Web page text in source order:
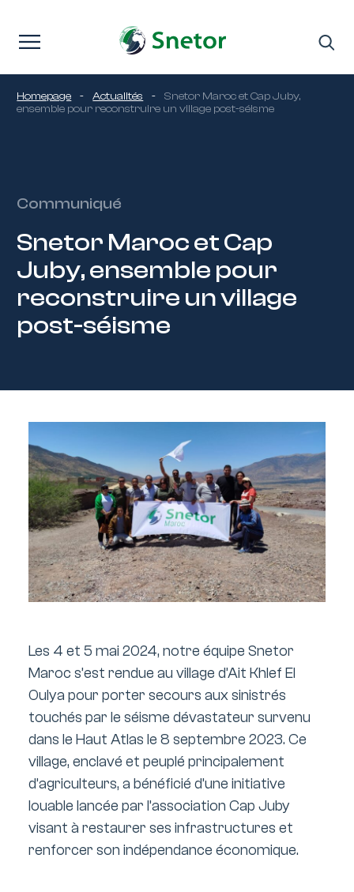
Homepage - Actualités -
Snetor Maroc et Cap Juby,
ensemble pour reconstruire un village post-séisme
Communiqué
Snetor Maroc et Cap
Juby, ensemble pour
reconstruire un village
post-séisme
Les 4 et 5 mai 2024, notre équipe Snetor
Maroc s’est rendue au village d’Ait Khlef El
Oulya pour porter secours aux sinistrés
touchés par le séisme dévastateur survenu
dans le Haut Atlas le 8 septembre 2023. Ce
village, enclavé et peuplé principalement
d’agriculteurs, a bénéficié d’une initiative
louable lancée par l’association Cap Juby
visant à restaurer ses infrastructures et
renforcer son indépendance économique.